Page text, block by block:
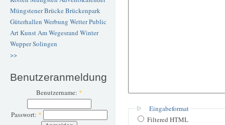
Müngstener BrückeBrückenpark
Güterhallen Werbung WetterPublic
ArtKunstAm Wegesrand Winter
WupperSolingen
>>
Benutzeranmeldung
Benutzername: *
Passwort: *
Eingabeformat
Filtered HTML